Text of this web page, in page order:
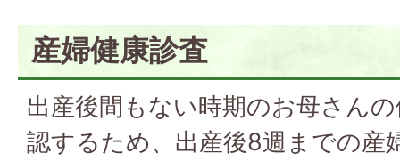
産婦健康診査
出産後間もない時期のお母さん
認するため、出産後8週までの産